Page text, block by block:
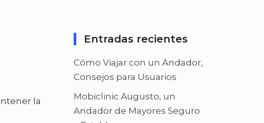
la
Entradas recientes
Cómo Viajar con un Andador,
Consejos para Usuarios
Mobiclinic Augusto, un
Andador de Mayores Seguro